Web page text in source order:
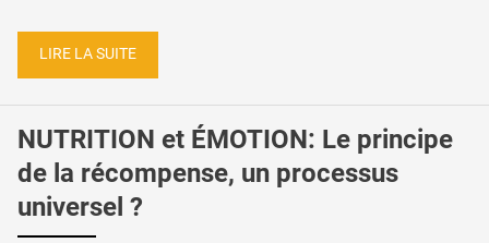
LIRE LA SUITE
NUTRITION et ÉMOTION: Le principe
de la récompense, un processus
universel ?